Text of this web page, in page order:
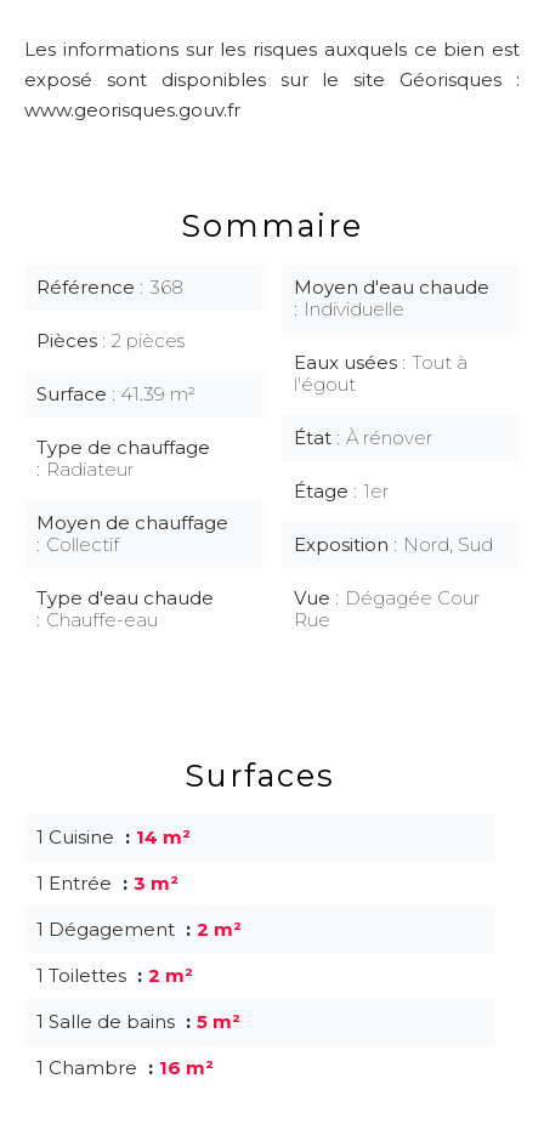
Les informations sur les risques auxquels ce bien est
exposé sont disponibles sur le site Géorisques :
www.georisques.gouv.fr
Sommaire
Référence 368
Pièces 2 pièces
Surface 41.39 m²
Type de chauffage
Radiateur
Moyen de chauffage
Collectif
Type d'eau chaude
Chauffe-eau
Moyen d'eau chaude
Individuelle
Eaux usées
Tout à
l'égout
État À rénover
Étage 1er
Exposition Nord, Sud
Vue
Dégagée Cour
Rue
Surfaces
1 Cuisine
14 m²
1 Entrée
3 m²
1 Dégagement
2 m²
1 Toilettes
2 m²
1 Salle de bains
5 m²
1 Chambre
16 m²